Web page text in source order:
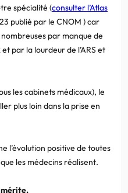
spécialité (consulter l’Atlas
publié par le CNOM ) car
par manque de
par la lourdeur de l’ARS et
les cabinets médicaux), le
plus loin dans la prise en
l’évolution positive de toutes
les médecins réalisent.
mérite.